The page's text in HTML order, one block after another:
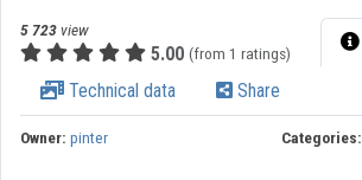
Appearance:
5 723 view
5.00 (from 1 ratings)
Technical data Share
Owner: pinter Categories: